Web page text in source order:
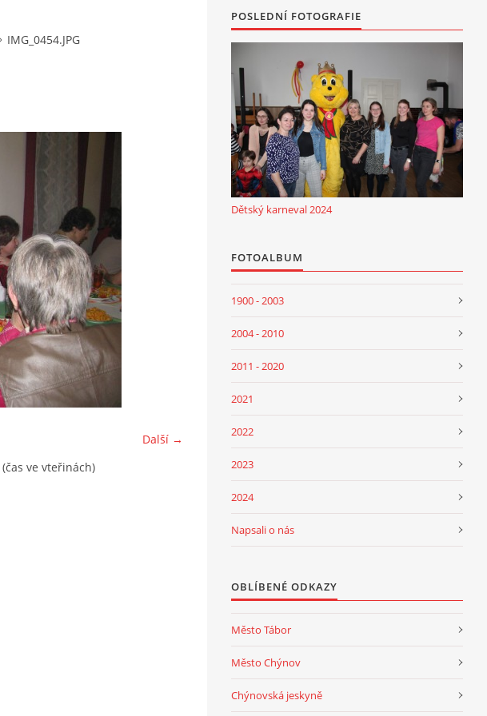
IMG_0454.JPG
Další →
(čas ve vteřinách)
POSLEDNÍ FOTOGRAFIE
Dětský karneval 2024
FOTOALBUM
1900 - 2003
2004 - 2010
2011 - 2020
2021
2022
2023
2024
Napsali o nás
OBLÍBENÉ ODKAZY
Město Tábor
Město Chýnov
Chýnovská jeskyně